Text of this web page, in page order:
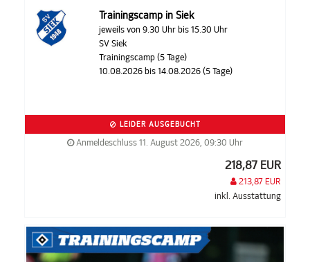
Trainingscamp in Siek
jeweils von 9.30 Uhr bis 15.30 Uhr
SV Siek
Trainingscamp (5 Tage)
10.08.2026 bis 14.08.2026 (5 Tage)
LEIDER AUSGEBUCHT
Anmeldeschluss 11. August 2026, 09:30 Uhr
218,87 EUR
213,87 EUR
inkl. Ausstattung